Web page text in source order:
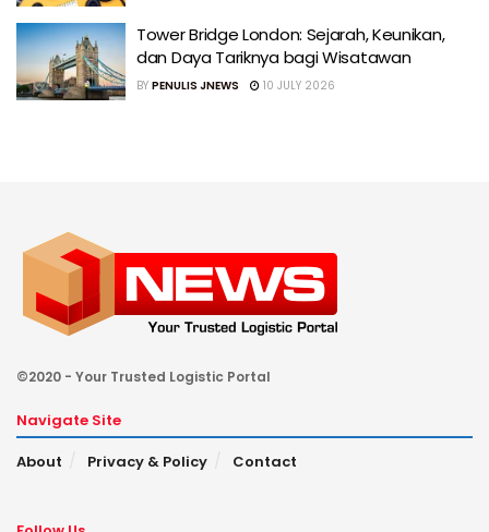
Tower Bridge London: Sejarah, Keunikan,
dan Daya Tariknya bagi Wisatawan
BY PENULIS JNEWS 10 JULY 2026
©2020 - Your Trusted Logistic Portal
Navigate Site
About
Privacy & Policy Contact